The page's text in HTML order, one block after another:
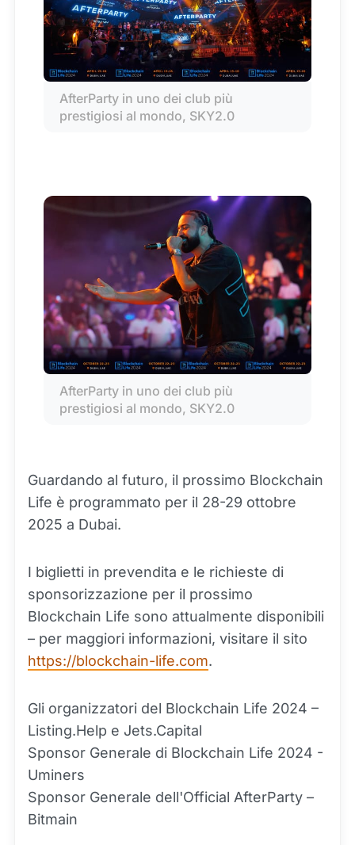
AfterParty in uno dei club più
prestigiosi al mondo, SKY2.0
AfterParty in uno dei club più
prestigiosi al mondo, SKY2.0
Guardando al futuro, il prossimo Blockchain
Life è programmato per il 28-29 ottobre
2025 a Dubai.
I biglietti in prevendita e le richieste di
sponsorizzazione per il prossimo
Blockchain Life sono attualmente disponibili
– per maggiori informazioni, visitare il sito
https://blockchain-life.com.
Gli organizzatori del Blockchain Life 2024 –
Listing.Help e Jets.Capital
Sponsor Generale di Blockchain Life 2024 -
Uminers
Sponsor Generale dell'Official AfterParty –
Bitmain